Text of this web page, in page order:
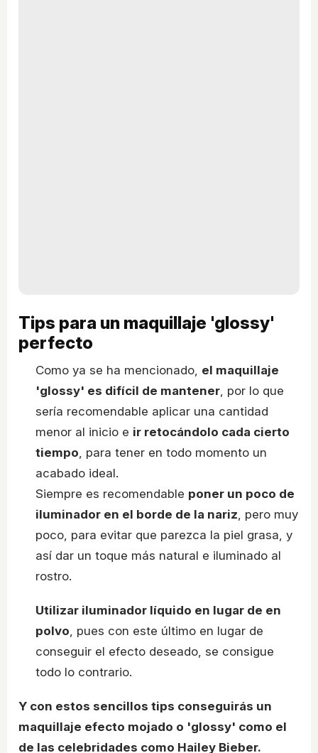
Tips para un maquillaje 'glossy'
perfecto
Como ya se ha mencionado, el maquillaje
'glossy' es difícil de mantener, por lo que
sería recomendable aplicar una cantidad
menor al inicio e ir retocándolo cada cierto
tiempo, para tener en todo momento un
acabado ideal.
Siempre es recomendable poner un poco de
iluminador en el borde de la nariz, pero muy
poco, para evitar que parezca la piel grasa, y
así dar un toque más natural e iluminado al
rostro.
Utilizar iluminador líquido en lugar de en
polvo, pues con este último en lugar de
conseguir el efecto deseado, se consigue
todo lo contrario.
Y con estos sencillos tips conseguirás un
maquillaje efecto mojado o 'glossy' como el
de las celebridades como Hailey Bieber.